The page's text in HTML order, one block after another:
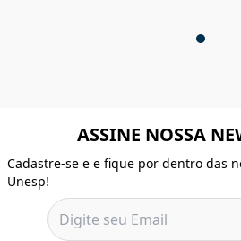
ASSINE NOSSA
Cadastre-se e e fique por dentro das
Unesp!